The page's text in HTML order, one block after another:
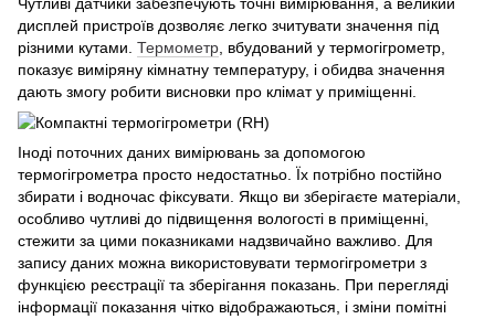
дисплей пристроїв дозволяє легко зчитувати значення під
різними кутами. Термометр , вбудований у термогігрометр,
показує виміряну кімнатну температуру, і обидва значення
дають змогу робити висновки про клімат у приміщенні.
Іноді поточних даних вимірювань за допомогою
термогігрометра просто недостатньо. Їх потрібно постійно
збирати і водночас фіксувати. Якщо ви зберігаєте матеріали,
особливо чутливі до підвищення вологості в приміщенні,
стежити за цими показниками надзвичайно важливо. Для
запису даних можна використовувати термогігрометри з
функцією реєстрації та зберігання показань. При перегляді
інформації показання чітко відображаються, і зміни помітні